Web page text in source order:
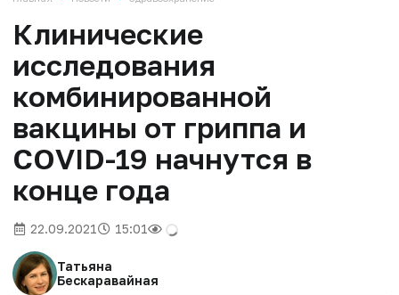
Клинические
исследования
комбинированной
вакцины от гриппа и
COVID-19 начнутся в
конце года
22.09.2021 15:01
Татьяна
Бескаравайная